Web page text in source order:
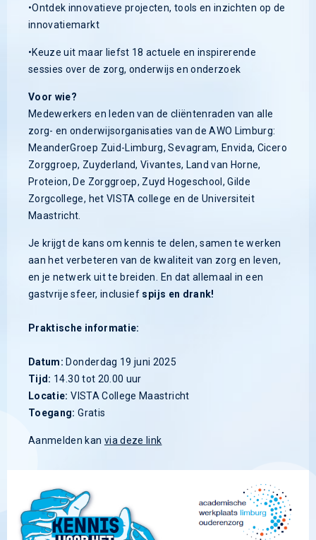
•Ontdek innovatieve projecten, tools en inzichten op de
innovatiemarkt
•Keuze uit maar liefst 18 actuele en inspirerende
sessies over de zorg, onderwijs en onderzoek
Voor wie?
Medewerkers en leden van de cliëntenraden van alle
zorg- en onderwijsorganisaties van de AWO Limburg:
MeanderGroep Zuid-Limburg, Sevagram, Envida, Cicero
Zorggroep, Zuyderland, Vivantes, Land van Horne,
Proteion, De Zorggroep, Zuyd Hogeschool, Gilde
Zorgcollege, het VISTA college en de Universiteit
Maastricht.
Je krijgt de kans om kennis te delen, samen te werken
aan het verbeteren van de kwaliteit van zorg en leven,
en je netwerk uit te breiden. En dat allemaal in een
gastvrije sfeer, inclusief spijs en drank!
Praktische informatie:
Datum: Donderdag 19 juni 2025
Tijd: 14.30 tot 20.00 uur
Locatie: VISTA College Maastricht
Toegang: Gratis
Aanmelden kan via deze link